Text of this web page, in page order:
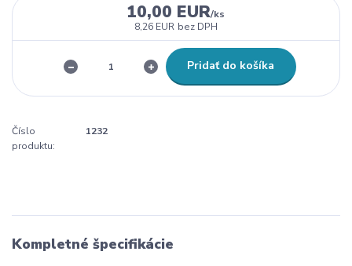
10,00 EUR/ks
8,26 EUR bez DPH
Pridať do košíka
Číslo
produktu:
1232
Kompletné špecifikácie